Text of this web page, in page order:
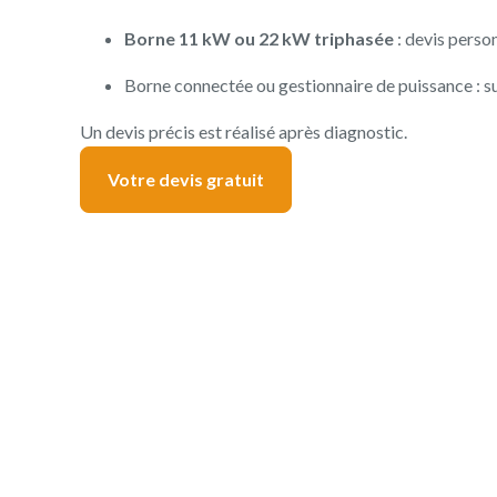
Borne 11 kW ou 22 kW triphasée : devis
Borne connectée ou gestionnaire de puissance :
Un devis précis est réalisé après diagnostic.
Votre devis gratuit